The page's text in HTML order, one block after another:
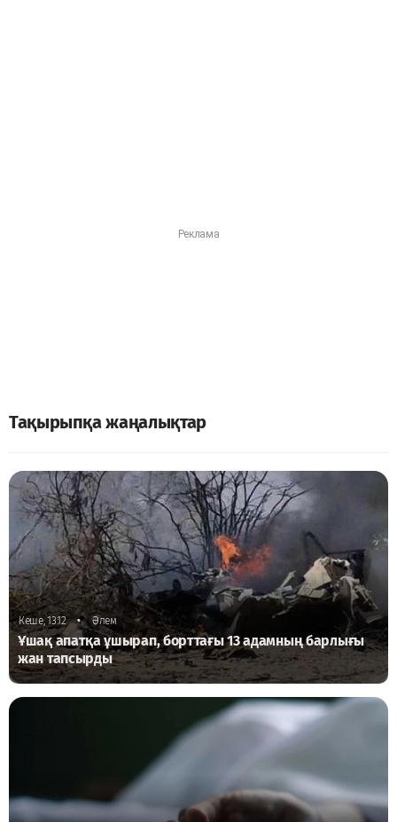
Тақырыпқа жаңалықтар
Кеше, 13:12 • Әлем
Ұшақ апатқа ұшырап, борттағы 13 адамның барлығы
жан тапсырды